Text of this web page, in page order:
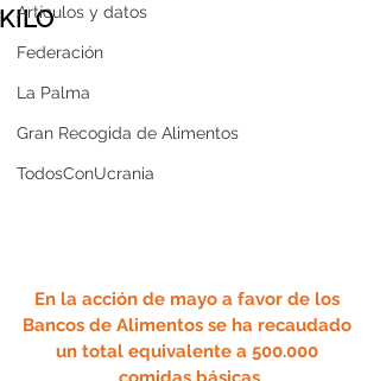
Artículos y datos
Federación
La Palma
Gran Recogida de Alimentos
TodosConUcrania
KILO
En la acción de mayo a favor de los
Bancos de Alimentos se ha recaudado
un total equivalente a 500.000